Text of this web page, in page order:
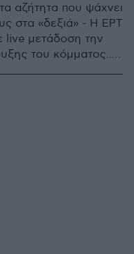
αζήτητα που ψάχνει
στα «δεξιά» - Η ΕΡΤ
live μετάδοση την
του κόμματος...